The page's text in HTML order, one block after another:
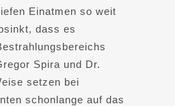
Einatmen so weit
dass es
Spira und Dr.
setzen bei
schonlange auf das